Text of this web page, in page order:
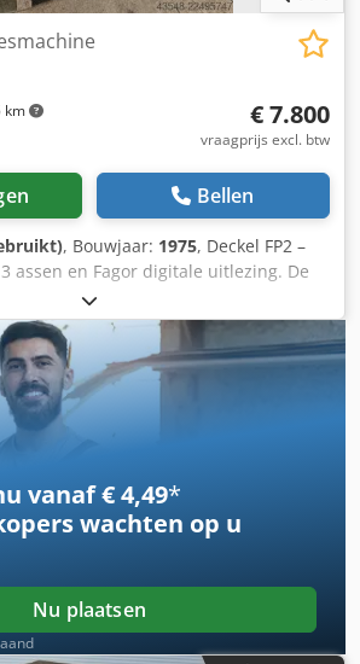
km € 7.800
vraagprijs excl. btw
Bellen
, Bouwjaar: 1975, Deckel FP2 –
assen en Fagor digitale uitlezing. De
goede staat en komt uit een
Uitgerust met een universele
SK 40 spilopname en de volgende
spanhuls en freesdoorns. De machine
staat. Na overleg kan de machine
gedemonstreerd. Dkedpfx
vanaf € 4,49*
wachten op u
Nu plaatsen